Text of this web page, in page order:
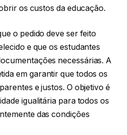
os custos da educação.
o pedido deve ser feito
e que os estudantes
necessárias. A
em garantir que todos os
e justos. O objetivo é
igualitária para todos os
das condições